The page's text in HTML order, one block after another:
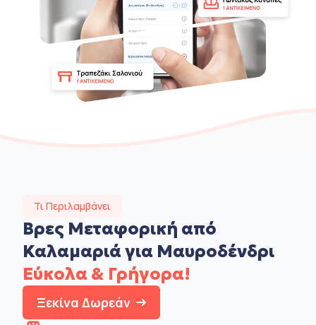
Τι Περιλαμβάνει
Βρες Μεταφορική από
Καλαμαριά για Μαυροδένδρι
Εύκολα & Γρήγορα!
Ξεκίνα Δωρεάν